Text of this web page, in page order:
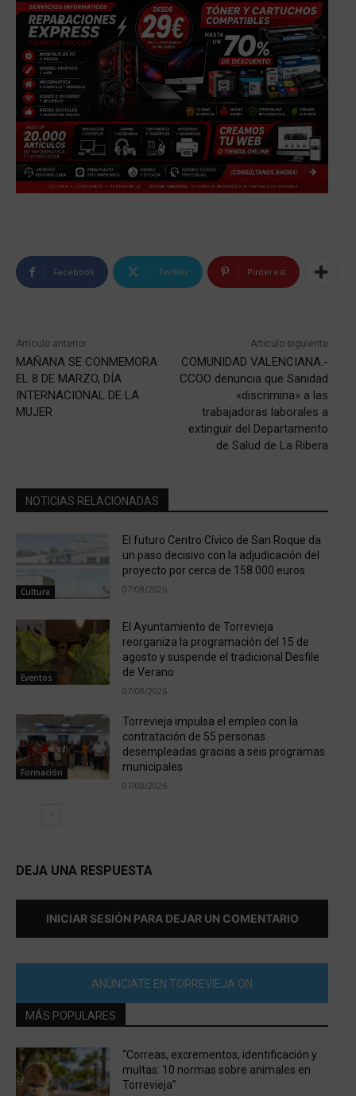
Facebook Twitter Pinterest
Artículo anterior
MAÑANA SE CONMEMORA
EL 8 DE MARZO, DÍA
INTERNACIONAL DE LA
MUJER
Artículo siguiente
COMUNIDAD VALENCIANA.-
CCOO denuncia que Sanidad
«discrimina» a las
trabajadoras laborales a
extinguir del Departamento
de Salud de La Ribera
NOTICIAS RELACIONADAS
Cultura
El futuro Centro Cívico de San Roque da
un paso decisivo con la adjudicación del
proyecto por cerca de 158.000 euros
07/08/2026
Eventos
El Ayuntamiento de Torrevieja
reorganiza la programación del 15 de
agosto y suspende el tradicional Desfile
de Verano
07/08/2026
Formación
Torrevieja impulsa el empleo con la
contratación de 55 personas
desempleadas gracias a seis programas
municipales
07/08/2026
DEJA UNA RESPUESTA
INICIAR SESIÓN PARA DEJAR UN COMENTARIO
ANÚNCIATE EN TORREVIEJA ON
MÁS POPULARES
“Correas, excrementos, identificación y
multas: 10 normas sobre animales en
Torrevieja”